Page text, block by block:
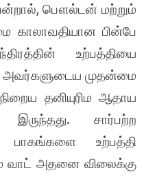
பௌல்டன் மற்றும்
காலாவதியான பின்பே
உற்பத்தியை
அவர்களுடைய முதன்மை
தனியுரிம ஆதாய
சார்பற்ற
உற்பத்தி
அதனை விலைக்கு